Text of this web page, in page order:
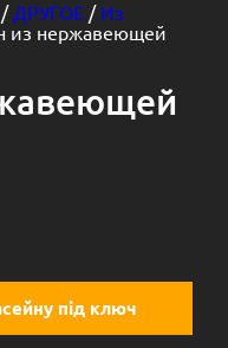
/ ДРУГОЕ / Из
из нержавеющей
під ключ